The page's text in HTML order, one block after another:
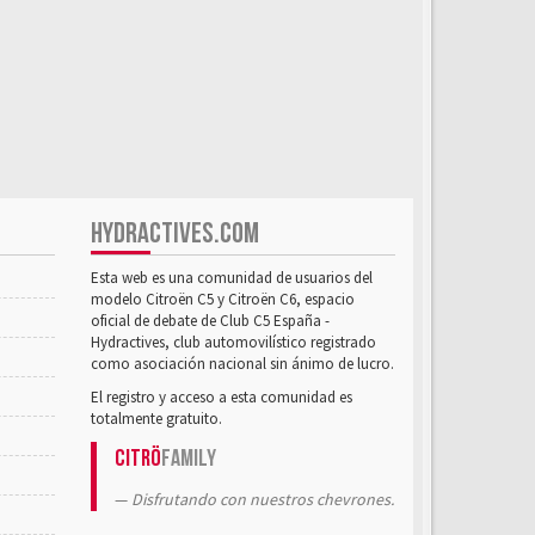
HYDRACTIVES.COM
Esta web es una comunidad de usuarios del
modelo Citroën C5 y Citroën C6, espacio
oficial de debate de Club C5 España -
Hydractives, club automovilístico registrado
como asociación nacional sin ánimo de lucro.
El registro y acceso a esta comunidad es
totalmente gratuito.
CitröFamily
Disfrutando con nuestros chevrones.